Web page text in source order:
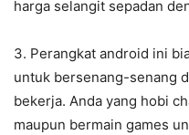
harga selangit sepadan
3. Perangkat android ini
untuk bersenang-senang
bekerja. Anda yang hobi
maupun bermain games